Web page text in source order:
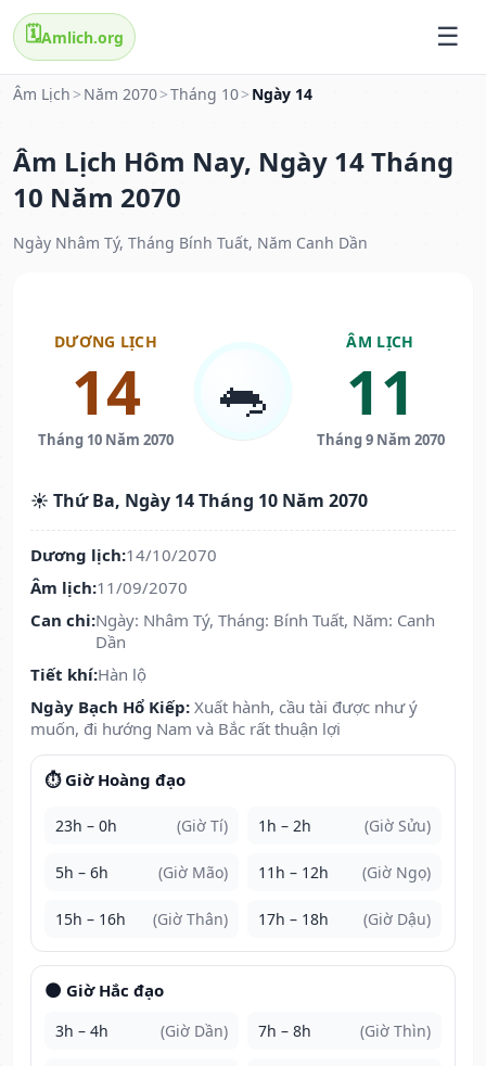
🗓️Amlich.org
Âm Lịch > Năm 2070>Tháng 10> Ngày 14
Âm Lịch Hôm Nay, Ngày 14 Tháng
10 Năm 2070
Ngày Nhâm Tý, Tháng Bính Tuất, Năm Canh Dần
DƯƠNG LỊCH
14
Tháng 10 Năm 2070
🐀
ÂM LỊCH
11
Tháng 9 Năm 2070
☀️ Thứ Ba, Ngày 14 Tháng 10 Năm 2070
Dương lịch:14/10/2070
Âm lịch:11/09/2070
Can chi:Ngày: Nhâm Tý, Tháng: Bính Tuất, Năm: Canh
Dần
Tiết khí:Hàn lộ
Ngày Bạch Hổ Kiếp: Xuất hành, cầu tài được như ý
muốn, đi hướng Nam và Bắc rất thuận lợi
⏱️ Giờ Hoàng đạo
23h – 0h (Giờ Tí) 1h – 2h (Giờ Sửu)
5h – 6h (Giờ Mão) 11h – 12h (Giờ Ngọ)
15h – 16h (Giờ Thân) 17h – 18h (Giờ Dậu)
🌑 Giờ Hắc đạo
3h – 4h (Giờ Dần) 7h – 8h (Giờ Thìn)